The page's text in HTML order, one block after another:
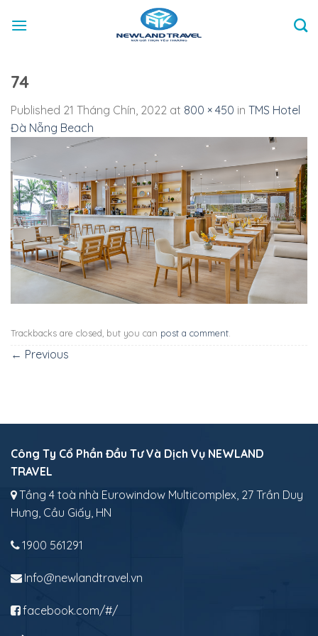
74
Published 21 Tháng Chín, 2022 at 800 × 450 in TMS Hotel
Đà Nẵng Beach
Trackbacks are closed, but you can post a comment
← Previous
Công Ty Cổ Phần Đầu Tư Và Dịch Vụ NEWLAND
TRAVEL
Tầng 4 toà nhà Eurowindow Multicomplex, 27 Trần Duy
Hưng, Cầu Giấy, HN
1900 561291
Info@newlandtravel.vn
facebook.com/#/